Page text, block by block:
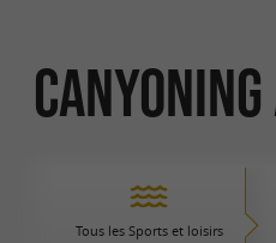
Tous les Sports et loisirs